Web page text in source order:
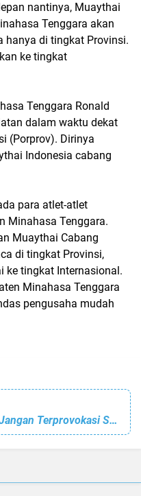
nantinya, Muaythai
Tenggara akan
hanya di tingkat Provinsi.
ke tingkat
Tenggara Ronald
dalam waktu dekat
(Porprov). Dirinya
Indonesia cabang
para atlet-atlet
Minahasa Tenggara.
Muaythai Cabang
di tingkat Provinsi,
ke tingkat Internasional.
Minahasa Tenggara
pengusaha mudah
Ketua KNPI Mitra Ajak Warga Jangan Terprovokasi Serta Jaga Stabilitas Keamanan